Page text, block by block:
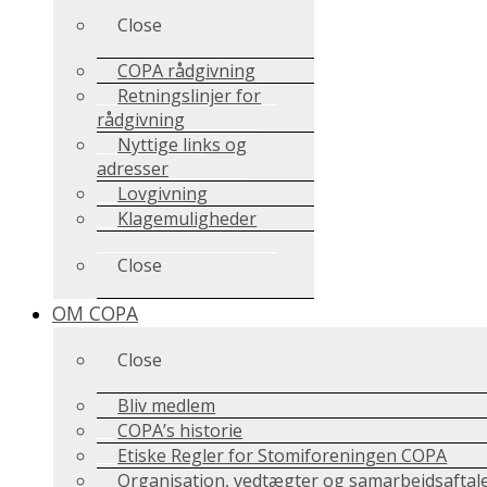
Close
COPA rådgivning
Retningslinjer for
rådgivning
Nyttige links og
adresser
Lovgivning
Klagemuligheder
Close
OM COPA
Close
Bliv medlem
COPA’s historie
Etiske Regler for Stomiforeningen COPA
Organisation, vedtægter og